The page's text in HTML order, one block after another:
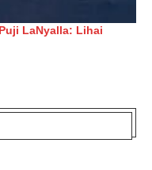
LaNyalla: Lihai